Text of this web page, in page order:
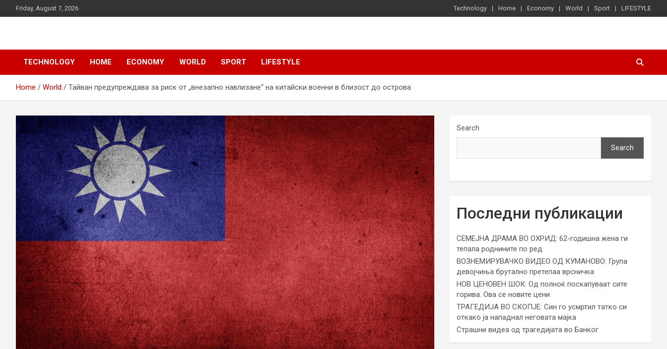
to
Friday, August 7, 2026 Technology Home Economy World Sport LIFESTYLE
d7-news.com
TECHNOLOGY HOME ECONOMY WORLD SPORT LIFESTYLE
Home World Тайван предупреждава за риск от „внезапно навлизане“ на китайски военни в близост до острова
Search
Search
Последни публикации
СЕМЕЈНА ДРАМА ВО ОХРИД: 62-годишна жена ги
тепала роднините по ред
ВОЗНЕМИРУВАЧКО ВИДЕО ОД КУМАНОВО: Група
девојчиња брутално претепаа врсничка
НОВ ЦЕНОВЕН ШОК: Од полноќ поскапуваат сите
горива. Ова се новите цени
ТРАГЕДИЈА ВО СКОПЈЕ: Син го усмртил татко си
откако ја нападнал неговата мајка
Страшни видеа од трагедијата во Банког